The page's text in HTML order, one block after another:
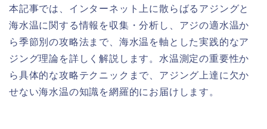
本記事では、インターネット上に散らばるアジングと
海水温に関する情報を収集・分析し、アジの適水温か
ら季節別の攻略法まで、海水温を軸とした実践的なア
ジング理論を詳しく解説します。水温測定の重要性か
ら具体的な攻略テクニックまで、アジング上達に欠か
せない海水温の知識を網羅的にお届けします。